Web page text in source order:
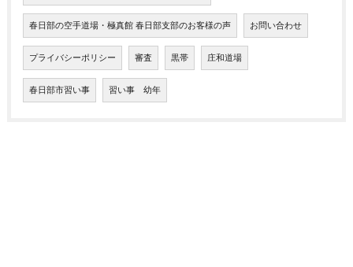
春日部の空手道場・極真館 春日部支部のお客様の声 お問い合わせ
プライバシーポリシー 審査 黒帯 庄和道場
春日部市習い事 習い事 幼年